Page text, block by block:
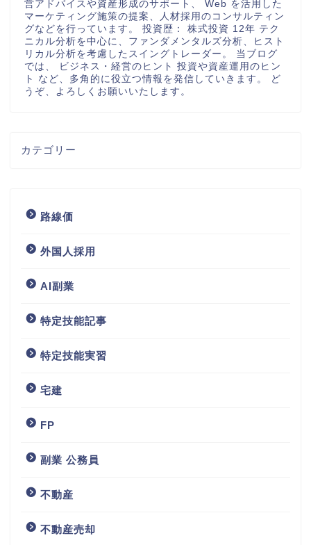
営アドバイスや資産形成のサポート、 Web を活用した
マーケティング施策の提案、人材採用のコンサルティン
グなどを行っています。 投資歴： 株式投資 12年 テク
ニカル分析を中心に、ファンダメンタルズ分析、ヒスト
リカル分析を考慮したスイングトレーダー。 当ブログ
では、 ビジネス・経営のヒント 投資や資産運用のヒン
ト など、多角的に役立つ情報を発信していきます。 ど
うぞ、よろしくお願いいたします。
カテゴリー
路線価
外国人採用
AI副業
特定技能記事
特定技能実習
宅建
FP
副業 公務員
不動産
不動産売却